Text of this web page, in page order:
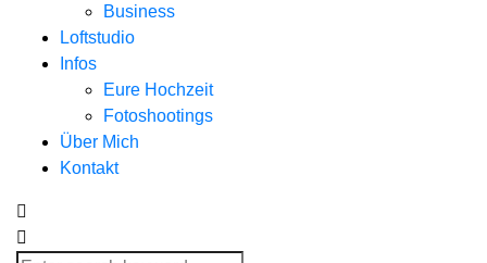
Business
Loftstudio
Infos
Eure Hochzeit
Fotoshootings
Über Mich
Kontakt